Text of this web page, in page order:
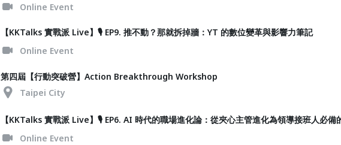
Online Event
【KKTalks 實戰派 Live】🎙️ EP9. 推不動？那就拆掉牆：YT 的數位變革與影響力筆記
Online Event
第四屆【行動突破營】Action Breakthrough Workshop
Taipei City
【KKTalks 實戰派 Live】🎙️ EP6. AI 時代的職場進化論：從夾心主管進化為領導接班人必備
Online Event